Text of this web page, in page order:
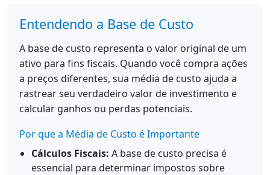
Entendendo a Base de Custo
A base de custo representa o valor original de um
ativo para fins fiscais. Quando você compra ações
a preços diferentes, sua média de custo ajuda a
rastrear seu verdadeiro valor de investimento e
calcular ganhos ou perdas potenciais.
Por que a Média de Custo é Importante
Cálculos Fiscais: A base de custo precisa é
essencial para determinar impostos sobre